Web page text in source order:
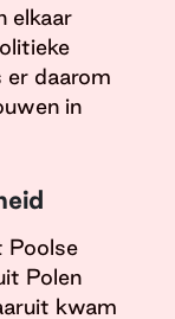
elkaar
er daarom
in
Poolse
Polen
kwam